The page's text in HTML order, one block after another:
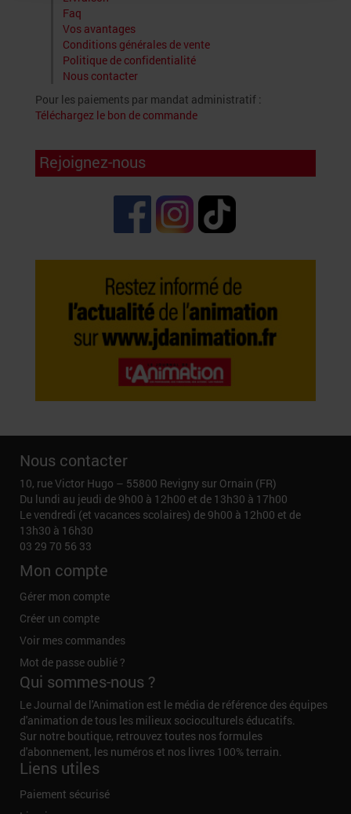
Faq
Vos avantages
Conditions générales de vente
Politique de confidentialité
Nous contacter
Pour les paiements par mandat administratif :
Téléchargez le bon de commande
Rejoignez-nous
Nous contacter
10, rue Victor Hugo – 55800 Revigny sur Ornain (FR)
Du lundi au jeudi de 9h00 à 12h00 et de 13h30 à 17h00
Le vendredi (et vacances scolaires) de 9h00 à 12h00 et de
13h30 à 16h30
03 29 70 56 33
Mon compte
Gérer mon compte
Créer un compte
Voir mes commandes
Mot de passe oublié ?
Qui sommes-nous ?
Le Journal de l'Animation est le média de référence des équipes
d'animation de tous les milieux socioculturels éducatifs.
Sur notre boutique, retrouvez toutes nos formules
d'abonnement, les numéros et nos livres 100% terrain.
Liens utiles
Paiement sécurisé